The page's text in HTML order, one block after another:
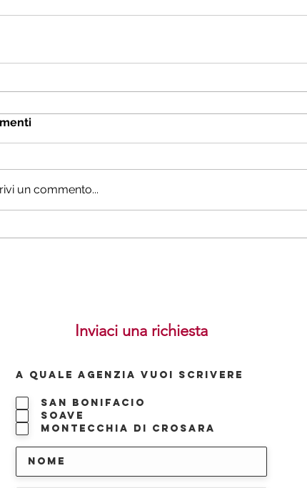
un commento...
Inviaci una richiesta
A QUALE AGENZIA VUOI SCRIVERE
San Bonifacio
Soave
Montecchia di Crosara